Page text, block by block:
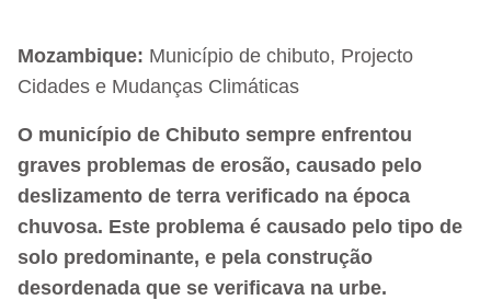
Mozambique: Município de chibuto, Projecto
Cidades e Mudanças Climáticas
O município de Chibuto sempre enfrentou
graves problemas de erosão, causado pelo
deslizamento de terra verificado na época
chuvosa. Este problema é causado pelo tipo de
solo predominante, e pela construção
desordenada que se verificava na urbe.